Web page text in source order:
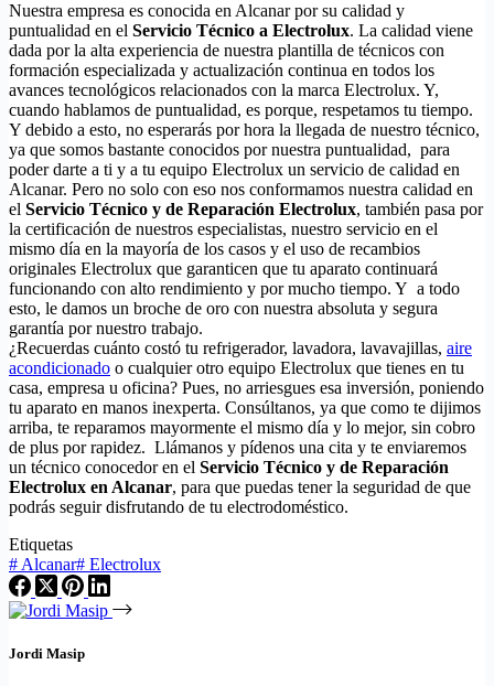
Nuestra empresa es conocida en Alcanar por su calidad y
puntualidad en el Servicio Técnico a Electrolux. La calidad viene
dada por la alta experiencia de nuestra plantilla de técnicos con
formación especializada y actualización continua en todos los
avances tecnológicos relacionados con la marca Electrolux. Y,
cuando hablamos de puntualidad, es porque, respetamos tu tiempo.
Y debido a esto, no esperarás por hora la llegada de nuestro técnico,
ya que somos bastante conocidos por nuestra puntualidad, para
poder darte a ti y a tu equipo Electrolux un servicio de calidad en
Alcanar. Pero no solo con eso nos conformamos nuestra calidad en
el Servicio Técnico y de Reparación Electrolux, también pasa por
la certificación de nuestros especialistas, nuestro servicio en el
mismo día en la mayoría de los casos y el uso de recambios
originales Electrolux que garanticen que tu aparato continuará
funcionando con alto rendimiento y por mucho tiempo. Y a todo
esto, le damos un broche de oro con nuestra absoluta y segura
garantía por nuestro trabajo.
¿Recuerdas cuánto costó tu refrigerador, lavadora, lavavajillas, aire
acondicionado o cualquier otro equipo Electrolux que tienes en tu
casa, empresa u oficina? Pues, no arriesgues esa inversión, poniendo
tu aparato en manos inexperta. Consúltanos, ya que como te dijimos
arriba, te reparamos mayormente el mismo día y lo mejor, sin cobro
de plus por rapidez. Llámanos y pídenos una cita y te enviaremos
un técnico conocedor en el Servicio Técnico y de Reparación
Electrolux en Alcanar, para que puedas tener la seguridad de que
podrás seguir disfrutando de tu electrodoméstico.
Etiquetas
# Alcanar# Electrolux
Jordi Masip